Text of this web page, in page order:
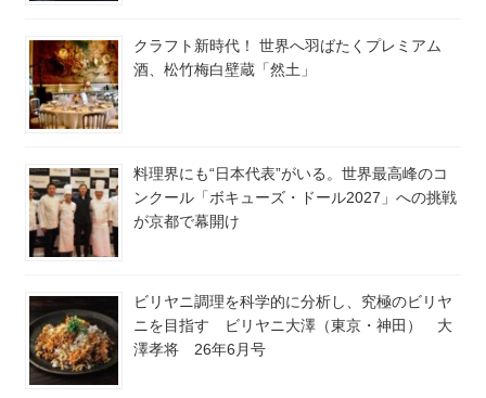
クラフト新時代！ 世界へ羽ばたくプレミアム
酒、松竹梅白壁蔵「然土」
料理界にも“日本代表”がいる。世界最高峰のコ
ンクール「ボキューズ・ドール2027」への挑戦
が京都で幕開け
ビリヤニ調理を科学的に分析し、究極のビリヤ
ニを目指す ビリヤニ大澤（東京・神田） 大
澤孝将 26年6月号